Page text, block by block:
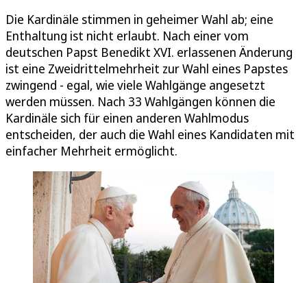
Die Kardinäle stimmen in geheimer Wahl ab; eine
Enthaltung ist nicht erlaubt. Nach einer vom
deutschen Papst Benedikt XVI. erlassenen Änderung
ist eine Zweidrittelmehrheit zur Wahl eines Papstes
zwingend - egal, wie viele Wahlgänge angesetzt
werden müssen. Nach 33 Wahlgängen können die
Kardinäle sich für einen anderen Wahlmodus
entscheiden, der auch die Wahl eines Kandidaten mit
einfacher Mehrheit ermöglicht.